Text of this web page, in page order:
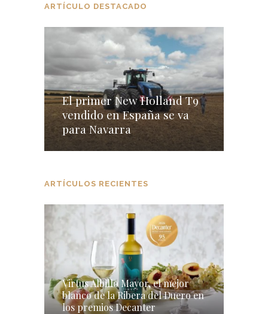
ARTÍCULO DESTACADO
El primer New Holland T9
vendido en España se va
para Navarra
ARTÍCULOS RECIENTES
Virtus Albillo Mayor, el mejor
blanco de la Ribera del Duero en
los premios Decanter